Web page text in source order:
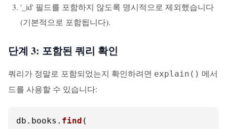
'_id' 필드를 포함하지 않도록 명시적으로 제외했습니다
(기본적으로 포함됩니다).
단계 3: 포함된 쿼리 확인
쿼리가 정말로 포함되었는지 확인하려면 explain() 메서
드를 사용할 수 있습니다:
db. books . find (